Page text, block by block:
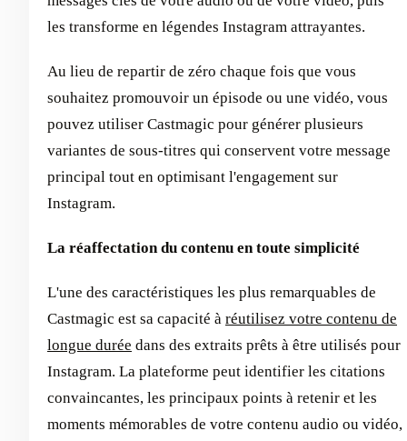
les transforme en légendes Instagram attrayantes.
Au lieu de repartir de zéro chaque fois que vous
souhaitez promouvoir un épisode ou une vidéo, vous
pouvez utiliser Castmagic pour générer plusieurs
variantes de sous-titres qui conservent votre message
principal tout en optimisant l'engagement sur
Instagram.
La réaffectation du contenu en toute simplicité
L'une des caractéristiques les plus remarquables de
Castmagic est sa capacité à réutilisez votre contenu de
longue durée dans des extraits prêts à être utilisés pour
Instagram. La plateforme peut identifier les citations
convaincantes, les principaux points à retenir et les
moments mémorables de votre contenu audio ou vidéo,